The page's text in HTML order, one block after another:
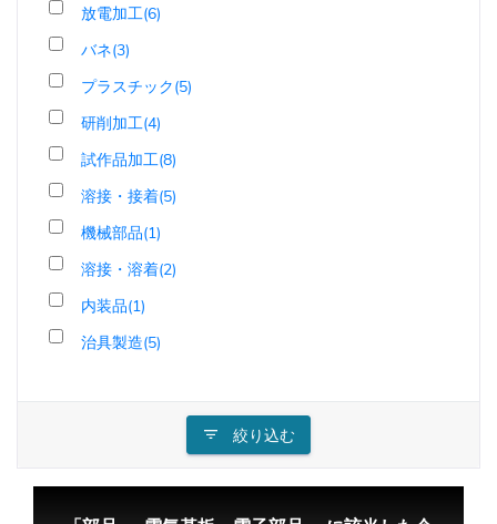
放電加工(6)
バネ(3)
プラスチック(5)
研削加工(4)
試作品加工(8)
溶接・接着(5)
機械部品(1)
溶接・溶着(2)
内装品(1)
治具製造(5)
絞り込む